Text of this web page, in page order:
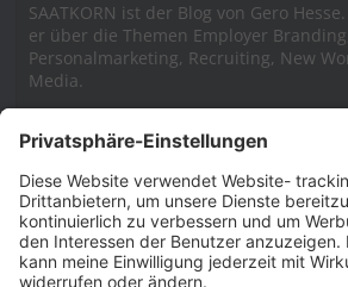
SAATKORN ist der Blog von Gero
er über die Themen Employer Branding,
Personalmarketing, Recruiting, New
Media.
Impressum
Impressum